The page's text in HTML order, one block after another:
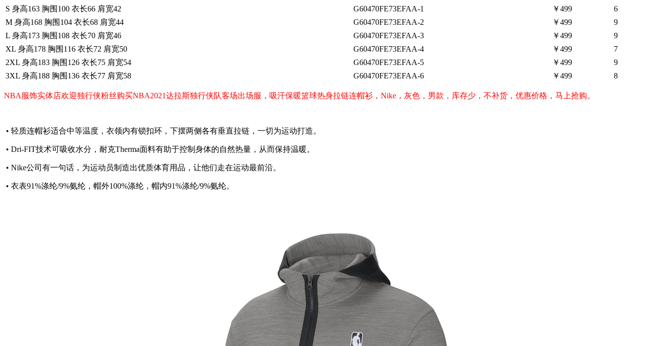
S 身高163 胸围100 衣长66 肩宽42
G60470FE73EFAA-1 ￥499
6
M 身高168 胸围104 衣长68 肩宽44
G60470FE73EFAA-2 ￥499
9
L 身高173 胸围108 衣长70 肩宽46
G60470FE73EFAA-3 ￥499
9
XL 身高178 胸围116 衣长72 肩宽50
G60470FE73EFAA-4 ￥499
7
2XL 身高183 胸围126 衣长75 肩宽54
G60470FE73EFAA-5 ￥499
9
3XL 身高188 胸围136 衣长77 肩宽58
G60470FE73EFAA-6 ￥499 8
NBA服饰实体店欢迎独行侠粉丝购买NBA2021达拉斯独行侠队客场出场服，吸汗保暖篮球热身拉链连帽衫，Nike，灰色，男款，库存少，不补货，优惠价格，马上抢购。
• 轻质连帽衫适合中等温度，衣领内有锁扣环，下摆两侧各有垂直拉链，一切为运动打造。
• Dri-FIT技术可吸收水分，耐克Therma面料有助于控制身体的自然热量，从而保持温暖。
• Nike公司有一句话，为运动员制造出优质体育用品，让他们走在运动最前沿。
• 衣表91%涤纶/9%氨纶，帽外100%涤纶，帽内91%涤纶/9%氨纶。